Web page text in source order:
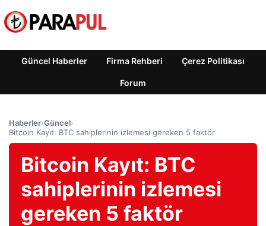
Güncel Haberler Firma Rehberi Çerez Politikası
Forum
Haberler›Güncel›
Bitcoin Kayıt: BTC sahiplerinin izlemesi gereken 5 faktör
Bitcoin Kayıt: BTC
sahiplerinin izlemesi
gereken 5 faktör